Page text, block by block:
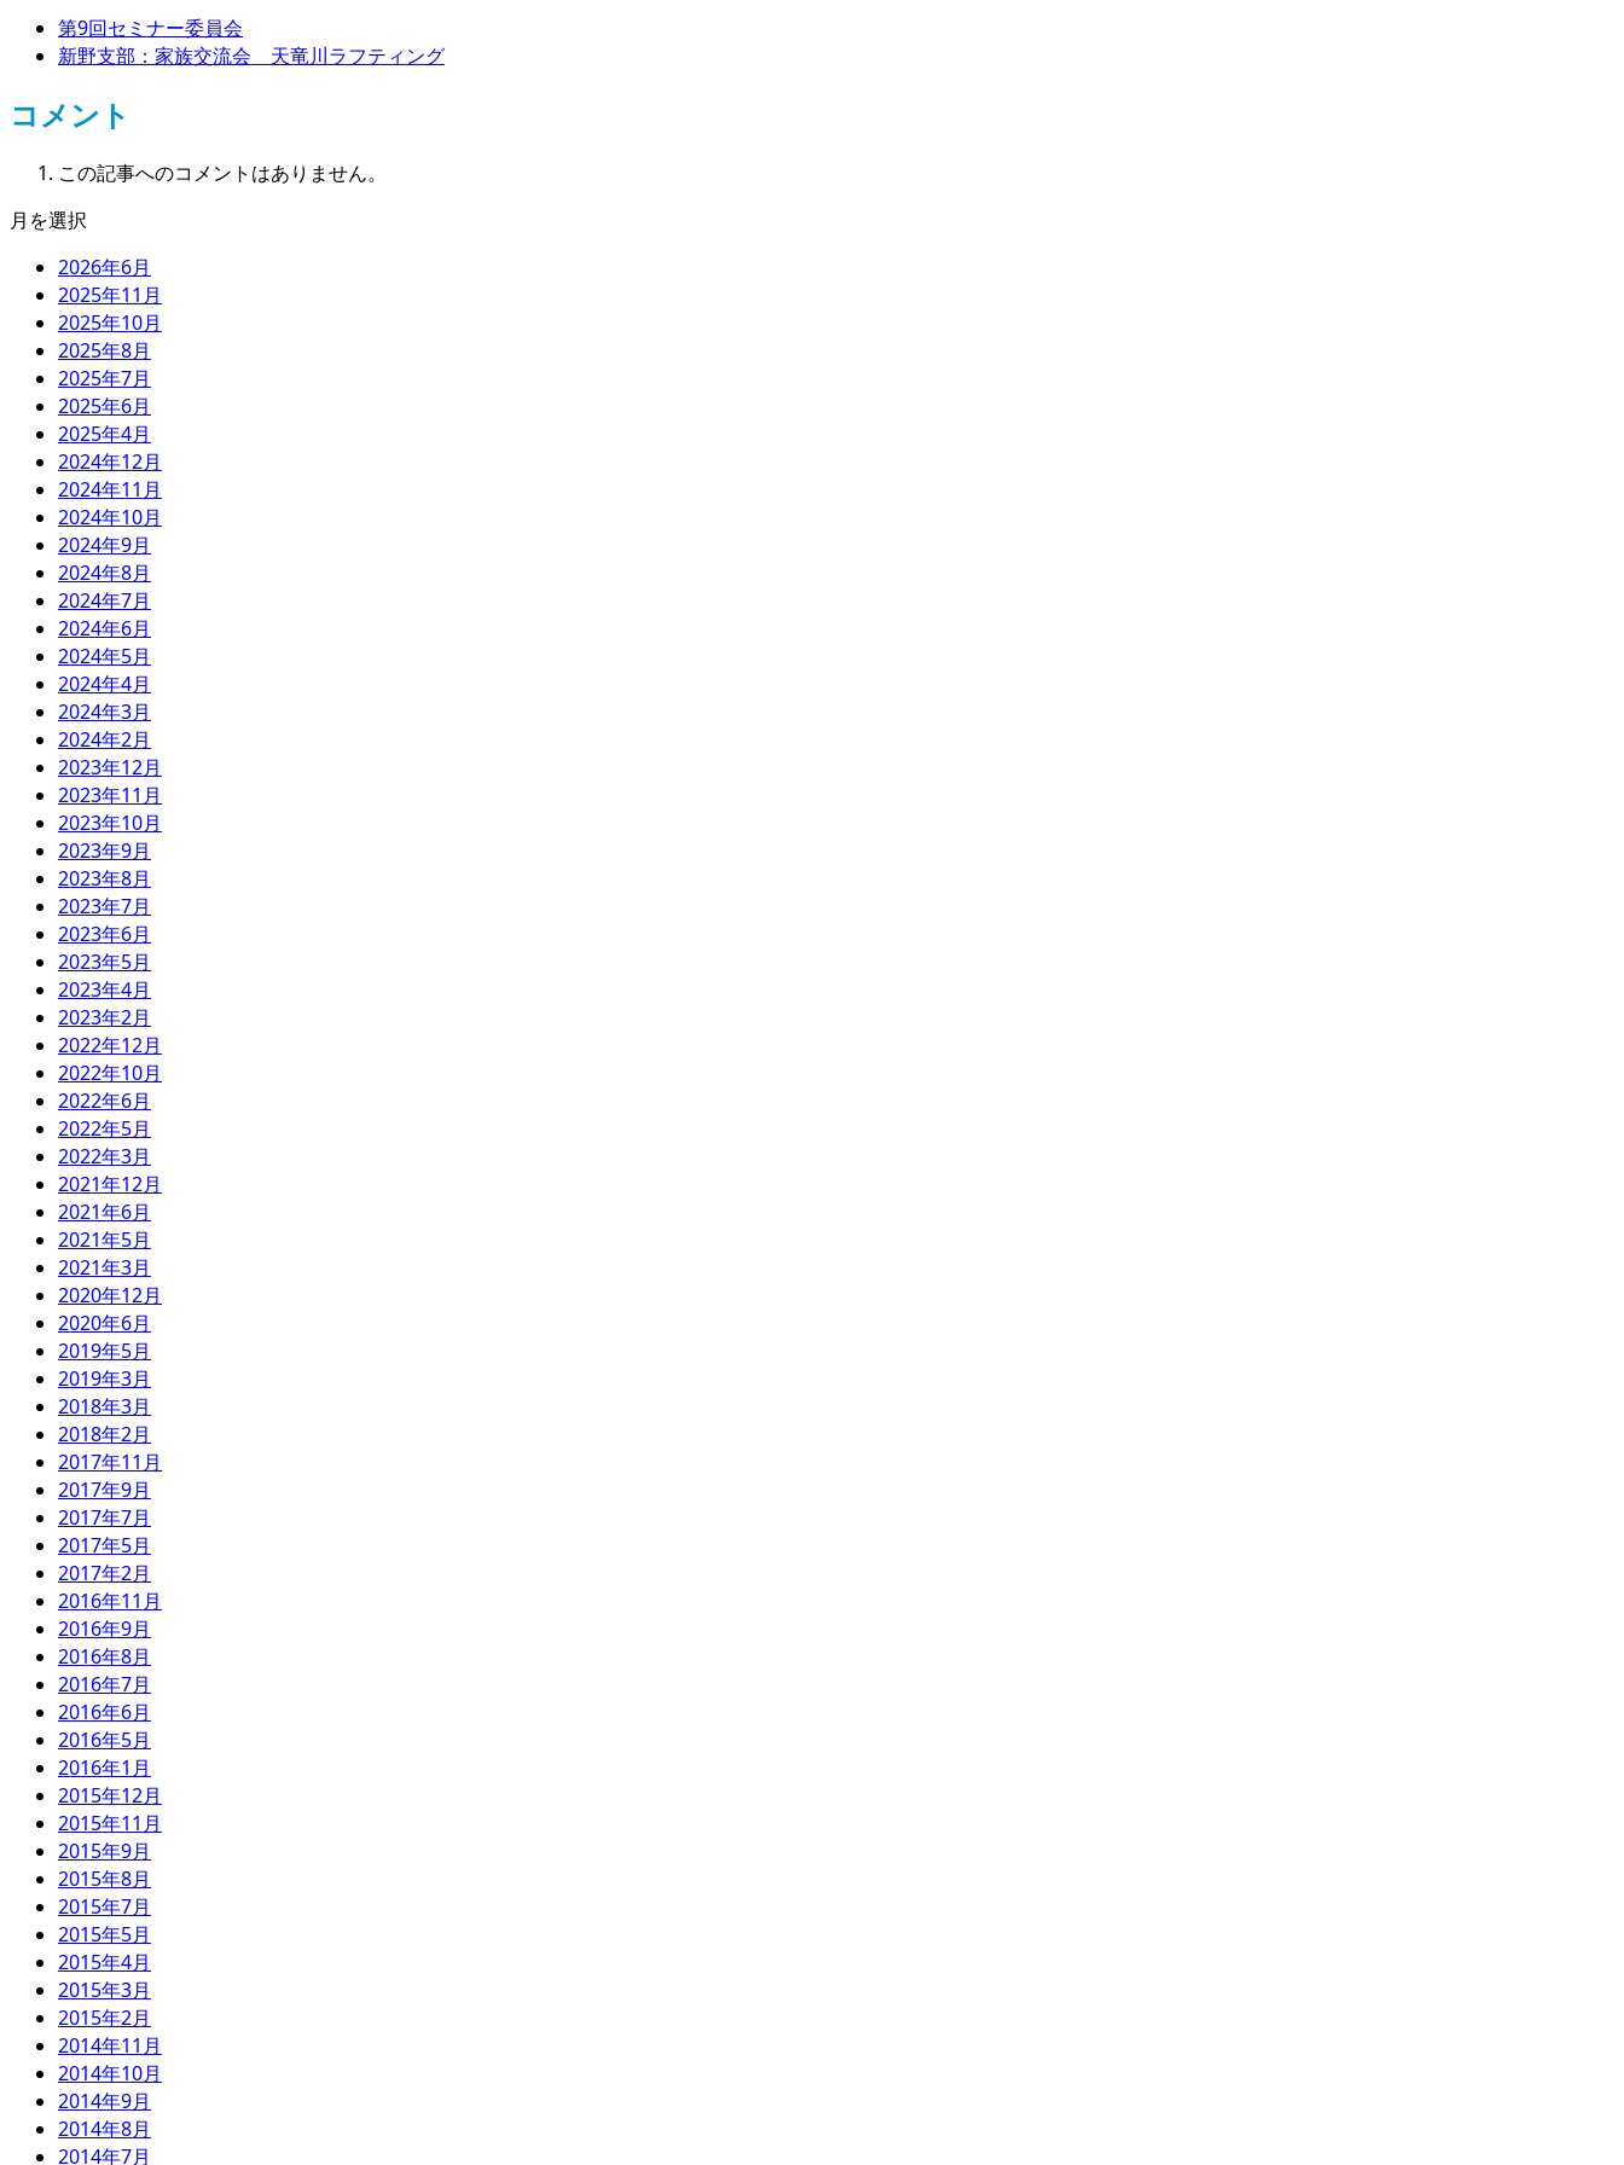
第9回セミナー委員会
新野支部：家族交流会 天竜川ラフティング
コメント
この記事へのコメントはありません。
月を選択
2026年6月
2025年11月
2025年10月
2025年8月
2025年7月
2025年6月
2025年4月
2024年12月
2024年11月
2024年10月
2024年9月
2024年8月
2024年7月
2024年6月
2024年5月
2024年4月
2024年3月
2024年2月
2023年12月
2023年11月
2023年10月
2023年9月
2023年8月
2023年7月
2023年6月
2023年5月
2023年4月
2023年2月
2022年12月
2022年10月
2022年6月
2022年5月
2022年3月
2021年12月
2021年6月
2021年5月
2021年3月
2020年12月
2020年6月
2019年5月
2019年3月
2018年3月
2018年2月
2017年11月
2017年9月
2017年7月
2017年5月
2017年2月
2016年11月
2016年9月
2016年8月
2016年7月
2016年6月
2016年5月
2016年1月
2015年12月
2015年11月
2015年9月
2015年8月
2015年7月
2015年5月
2015年4月
2015年3月
2015年2月
2014年11月
2014年10月
2014年9月
2014年8月
2014年7月